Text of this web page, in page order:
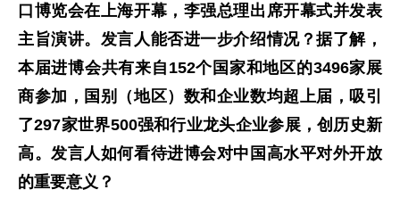
口博览会在上海开幕，李强总理出席开幕式并发表
主旨演讲。发言人能否进一步介绍情况？据了解，
本届进博会共有来自152个国家和地区的3496家展
商参加，国别（地区）数和企业数均超上届，吸引
了297家世界500强和行业龙头企业参展，创历史新
高。发言人如何看待进博会对中国高水平对外开放
的重要意义？